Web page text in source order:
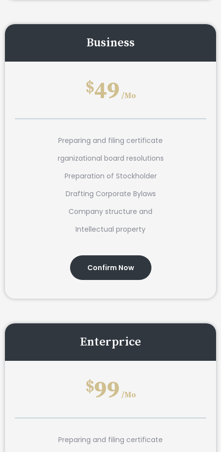
Business
$49 /Mo
Preparing and filing certificate
rganizational board resolutions
Preparation of Stockholder
Drafting Corporate Bylaws
Company structure and
Intellectual property
Confirm Now
Enterprice
$99 /Mo
Preparing and filing certificate